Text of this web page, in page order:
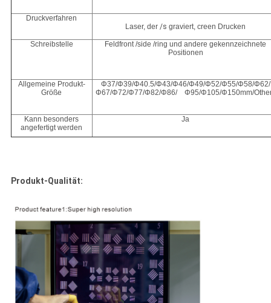
Druckverfahren
Laser, der /sgraviert, creen Drucken
Schreibstelle
Feldfront /side /ring und andere gekennzeichnete
Positionen
Allgemeine Produkt-
Größe
Φ37/Φ39/Φ40.5/Φ43/Φ46/Φ49/Φ52/Φ55/Φ58/Φ62/
Φ67/Φ72/Φ77/Φ82/Φ86/ Φ95/Φ105/Φ150mm/
Kann besonders
angefertigt werden
Ja
Produkt-Qualität: